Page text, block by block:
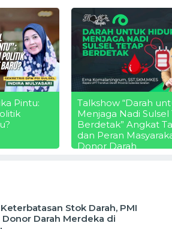
Pintu:
Talkshow “Darah
Menjaga Nadi Sulsel
Berdetak” Angkat
dan Peran
Donor Darah
Stok Darah, PMI
Donor Darah Merdeka di